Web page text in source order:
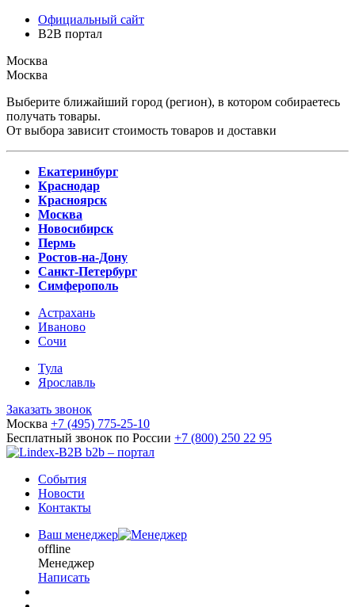
Официальный сайт
B2B портал
Москва
Москва
Выберите ближайший город (регион), в котором собираетесь
получать товары.
От выбора зависит стоимость товаров и доставки
Екатеринбург
Краснодар
Красноярск
Москва
Новосибирск
Пермь
Ростов-на-Дону
Санкт-Петербург
Симферополь
Астрахань
Иваново
Сочи
Тула
Ярославль
Заказать звонок
Москва +7 (495) 775-25-10
Бесплатный звонок по России +7 (800) 250 22 95
b2b – портал
События
Новости
Контакты
Ваш менеджер
offline
Менеджер
Написать